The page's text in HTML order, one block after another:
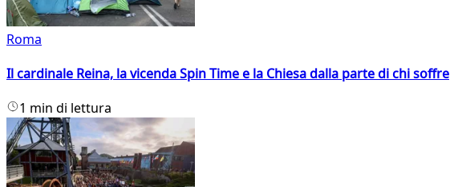
Roma
Il cardinale Reina, la vicenda Spin Time e la Chiesa dalla parte di chi soffre
1 min di lettura